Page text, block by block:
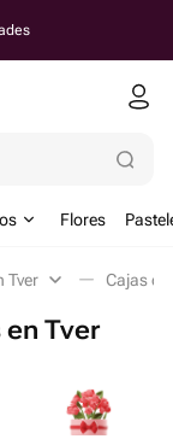
Flores
Tver Cajas
Tver